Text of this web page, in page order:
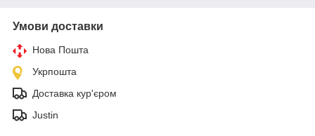
Умови доставки
Нова Пошта
Укрпошта
Доставка кур'єром
Justin